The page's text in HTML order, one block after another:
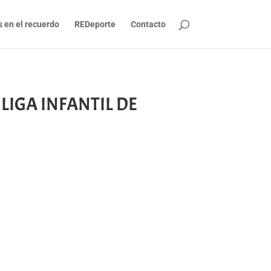
en el recuerdo REDeporte Contacto
INFANTIL DE